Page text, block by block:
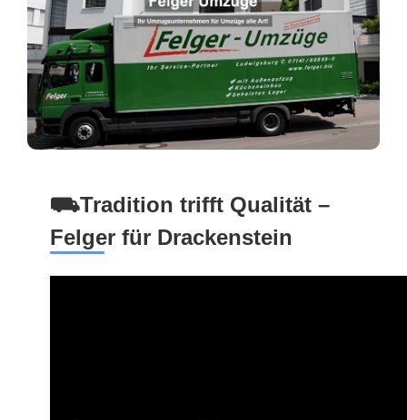
⛟Tradition trifft Qualität –
Felger für Drackenstein